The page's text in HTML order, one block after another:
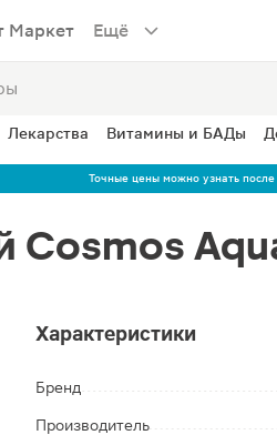
Маркет Ещё
Лекарства Витамины и БАДы
Точные цены можно узнать
Cosmos
Характеристики
Бренд
Производитель